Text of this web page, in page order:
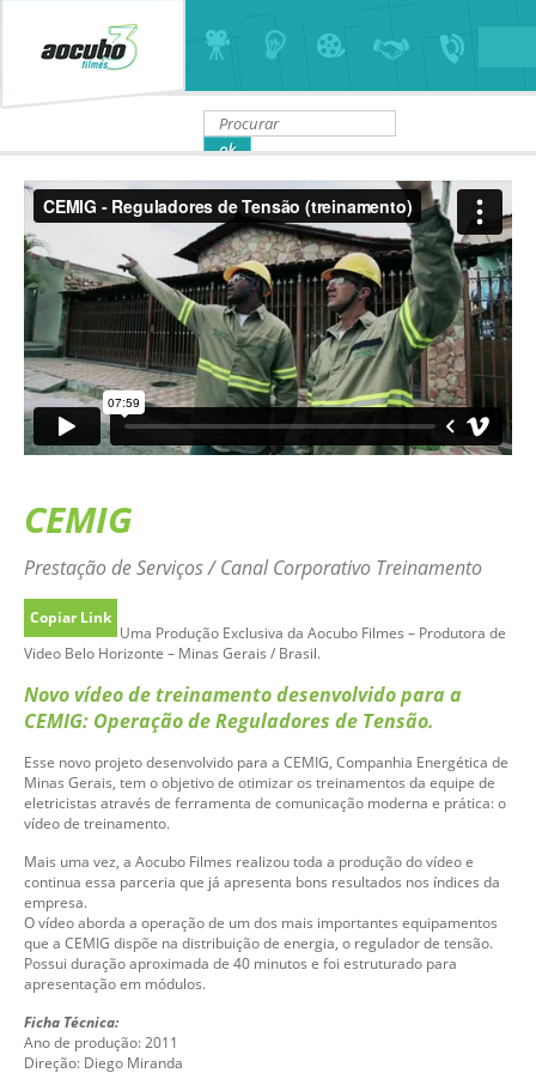
CEMIG
Prestação de Serviços / Canal Corporativo Treinamento
Copiar Link
Uma Produção Exclusiva da Aocubo Filmes – Produtora de
Video Belo Horizonte – Minas Gerais / Brasil.
Novo vídeo de treinamento desenvolvido para a
CEMIG: Operação de Reguladores de Tensão.
Esse novo projeto desenvolvido para a CEMIG, Companhia Energética de
Minas Gerais, tem o objetivo de otimizar os treinamentos da equipe de
eletricistas através de ferramenta de comunicação moderna e prática: o
vídeo de treinamento.
Mais uma vez, a Aocubo Filmes realizou toda a produção do vídeo e
continua essa parceria que já apresenta bons resultados nos índices da
empresa.
O vídeo aborda a operação de um dos mais importantes equipamentos
que a CEMIG dispõe na distribuição de energia, o regulador de tensão.
Possui duração aproximada de 40 minutos e foi estruturado para
apresentação em módulos.
Ficha Técnica:
Ano de produção: 2011
Direção: Diego Miranda